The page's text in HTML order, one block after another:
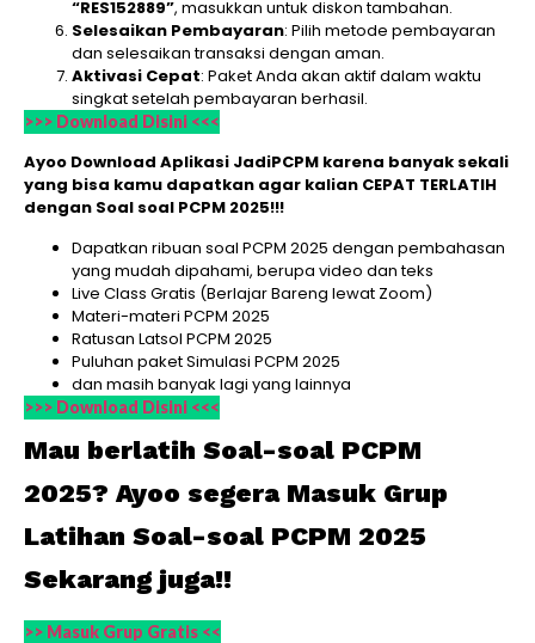
“RES152889”, masukkan untuk diskon tambahan.
Selesaikan Pembayaran: Pilih metode pembayaran
dan selesaikan transaksi dengan aman.
Aktivasi Cepat: Paket Anda akan aktif dalam waktu
singkat setelah pembayaran berhasil.
>>> Download Disini <<<
Ayoo Download Aplikasi JadiPCPM karena banyak sekali
yang bisa kamu dapatkan agar kalian CEPAT TERLATIH
dengan Soal soal PCPM 2025!!!
Dapatkan ribuan soal PCPM 2025 dengan pembahasan
yang mudah dipahami, berupa video dan teks
Live Class Gratis (Berlajar Bareng lewat Zoom)
Materi-materi PCPM 2025
Ratusan Latsol PCPM 2025
Puluhan paket Simulasi PCPM 2025
dan masih banyak lagi yang lainnya
>>> Download Disini <<<
Mau berlatih Soal-soal PCPM
2025? Ayoo segera Masuk Grup
Latihan Soal-soal PCPM 2025
Sekarang juga!!
>> Masuk Grup Gratis <<